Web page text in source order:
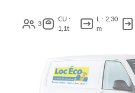
3
CU :
1,1t
L : 2,30
m